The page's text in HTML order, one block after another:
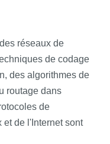
réseaux de
de codage
des algorithmes de
routage dans
de
de l'Internet sont